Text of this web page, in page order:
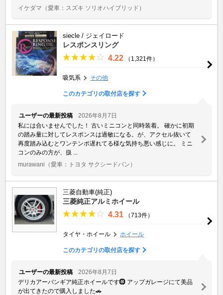
イケダマ （愛車：スズキ ソリオハイブリッド）
siecle / ジェイロード
レスポンスリング
4.22 （1,321件）
吸気系 その他
このカテゴリの取付店を探す
ユーザーの最新投稿
2026年8月7日
私には合いませんでした！ 古いミニコンと同時装着。 確かに初期
の踏み量に対してレスポンスは過敏になる。が、アクセル抜いて
再度踏み込むとワンテンポ遅れてる様な気持ち悪い感じに。 ミニ
コンのみの方が、扱 ...
murawani （愛車：トヨタ サクシードバン）
三菱自動車(純正)
三菱純正アルミホイール
4.31 （713件）
タイヤ・ホイール ホイール
このカテゴリの取付店を探す
ユーザーの最新投稿
2026年8月7日
デリカアーバンギア純正ホイールです🛞 アップガレージにて美品
が出てきたので購入しました🚗